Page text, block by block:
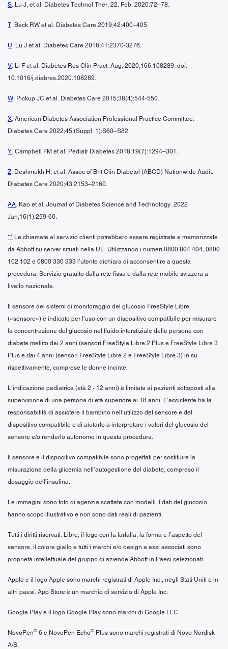
S. Lu J, et al. Diabetes Technol Ther. 22. Feb. 2020:72–78.
T. Beck RW et al. Diabetes Care 2019;42:400–405.
U. Lu J et al. Diabetes Care 2018;41:2370-3276.
V. Li F et al. Diabetes Res Clin Pract. Aug. 2020;166:108289. doi:
10.1016/j.diabres.2020.108289.
W. Pickup JC et al. Diabetes Care 2015;38(4):544-550.
X. American Diabetes Association Professional Practice Committee.
Diabetes Care 2022;45 (Suppl. 1):S60–S82.
Y. Campbell FM et al. Pediatr Diabetes 2018;19(7):1294–301.
Z. Deshmukh H, et al. Assoc of Brit Clin Diabetol (ABCD) Nationwide Audit.
Diabetes Care 2020;43:2153–2160.
AA. Kao et al. Journal of Diabetes Science and Technology. 2022
Jan;16(1):259-60.
** Le chiamate al servizio clienti potrebbero essere registrate e memorizzate
da Abbott su server situati nella UE. Utilizzando i numeri 0800 804 404, 0800
102 102 e 0800 330 333 l’utente dichiara di acconsentire a questa
procedura. Servizio gratuito dalla rete fissa e dalla rete mobile svizzera a
livello nazionale.
Il sensore dei sistemi di monitoraggio del glucosio FreeStyle Libre
(«sensore») è indicato per l’uso con un dispositivo compatibile per misurare
la concentrazione del glucosio nel fluido interstiziale delle persone con
diabete mellito dai 2 anni (sensori FreeStyle Libre 2 Plus e FreeStyle Libre 3
Plus e dai 4 anni (sensori FreeStyle Libre 2 e FreeStyle Libre 3) in su
rispettivamente, comprese le donne incinte.
L’indicazione pediatrica (età 2 - 12 anni) è limitata ai pazienti sottoposti alla
supervisione di una persona di età superiore ai 18 anni. L’assistente ha la
responsabilità di assistere il bambino nell’utilizzo del sensore e del
dispositivo compatibile e di aiutarlo a interpretare i valori del glucosio del
sensore e/o renderlo autonomo in questa procedura.
Il sensore e il dispositivo compatibile sono progettati per sostituire la
misurazione della glicemia nell’autogestione del diabete, compreso il
dosaggio dell’insulina.
Le immagini sono foto di agenzia scattate con modelli. I dati del glucosio
hanno scopo illustrativo e non sono dati reali di pazienti.
Tutti i diritti riservati. Libre, il logo con la farfalla, la forma e l’aspetto del
sensore, il colore giallo e tutti i marchi e/o design a essi associati sono
proprietà intellettuale del gruppo di aziende Abbott in Paesi selezionati.
Apple e il logo Apple sono marchi registrati di Apple Inc., negli Stati Uniti e in
altri paesi. App Store è un marchio di servizio di Apple Inc.
Google Play e il logo Google Play sono marchi di Google LLC.
NovoPen® 6 e NovoPen Echo® Plus sono marchi registrati di Novo Nordisk
A/S.